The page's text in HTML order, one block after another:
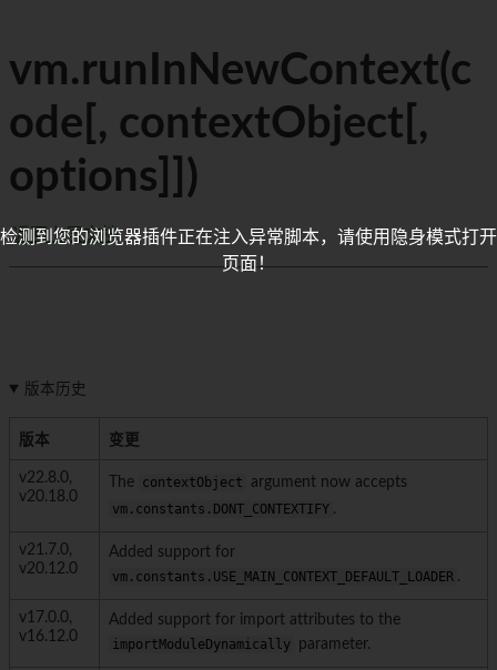
vm.runInNewContext(c
ode[, contextObject[,
options]])
返回上层文档
版本历史
版本 变更
v22.8.0,
v20.18.0
The contextObject
argument now accepts
vm.constants.DONT_CONTEXTIFY .
v21.7.0,
v20.12.0
Added support for
vm.constants.USE_MAIN_CONTEXT_DEFAULT_LOADER .
v17.0.0,
v16.12.0
Added support for import attributes to the
importModuleDynamically parameter.
检测到您的浏览器插件正在注入异常脚本，请使用隐身模式打开
页面！